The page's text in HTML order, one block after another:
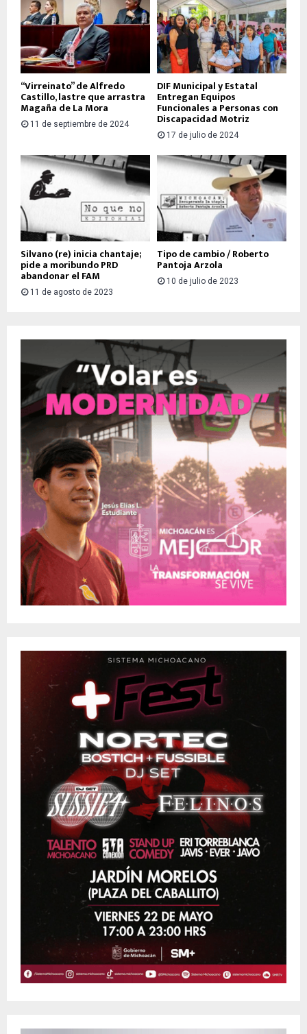
“Virreinato” de Alfredo
Castillo, lastre que arrastra
Magaña de La Mora
11 de septiembre de 2024
DIF Municipal y Estatal
Entregan Equipos
Funcionales a Personas con
Discapacidad Motriz
17 de julio de 2024
Silvano (re) inicia chantaje;
pide a moribundo PRD
abandonar el FAM
11 de agosto de 2023
Tipo de cambio / Roberto
Pantoja Arzola
10 de julio de 2023